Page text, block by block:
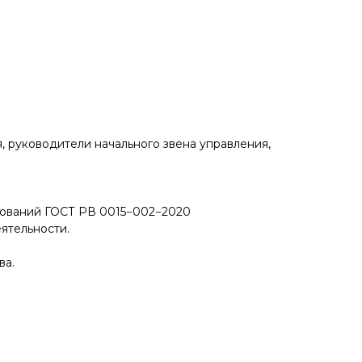
начального звена управления,
ГОСТ РВ 0015−002−2020